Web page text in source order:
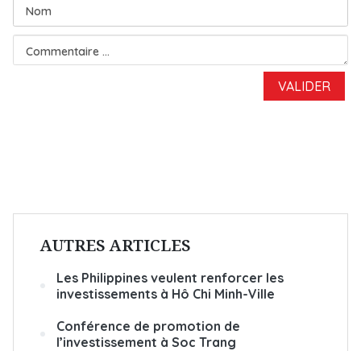
AUTRES ARTICLES
Les Philippines veulent renforcer les
investissements à Hô Chi Minh-Ville
Conférence de promotion de
l’investissement à Soc Trang